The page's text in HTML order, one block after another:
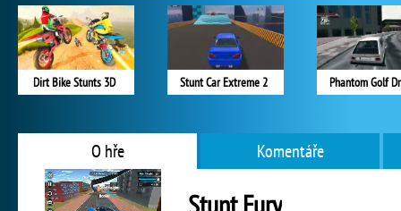
Dirt Bike Stunts 3D Stunt Car Extreme 2 Phantom Golf
O hře Komentáře